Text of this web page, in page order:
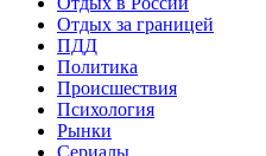
Отдых за границей
ПДД
Политика
Происшествия
Психология
Рынки
Сериалы